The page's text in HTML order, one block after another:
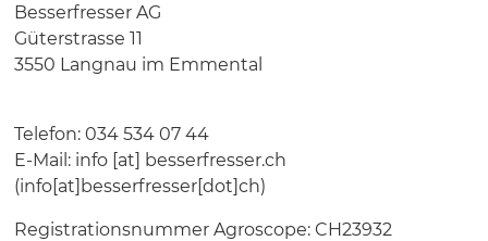
Besserfresser AG
Güterstrasse 11
3550 Langnau im Emmental
Telefon: 034 534 07 44
E-Mail: info [at] besserfresser.ch
(info[at]besserfresser[dot]ch)
Registrationsnummer Agroscope: CH23932